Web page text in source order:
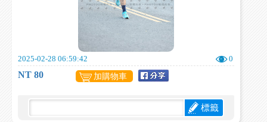
2025-02-28 06:59:42 0
NT 80 加購物車
標籤